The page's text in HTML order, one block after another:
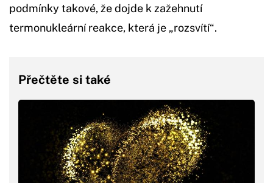
podmínky takové, že dojde k zažehnutí
termonukleární reakce, která je „rozsvítí“.
Přečtěte si také